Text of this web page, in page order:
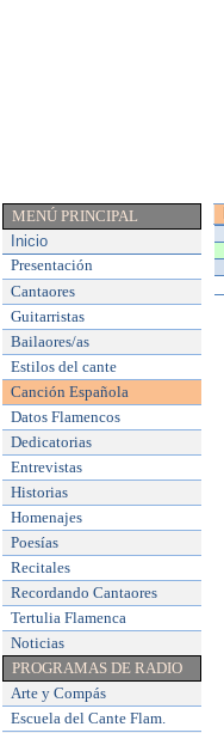
MENÚ PRINCIPAL
Inicio
Presentación
Cantaores
Guitarristas
Bailaores/as
Estilos del cante
Canción Española
Datos Flamencos
Dedicatorias
Entrevistas
Historias
Homenajes
Poesías
Recitales
Recordando Cantaores
Tertulia Flamenca
Noticias
PROGRAMAS DE RADIO
Arte y Compás
Escuela del Cante Flam.